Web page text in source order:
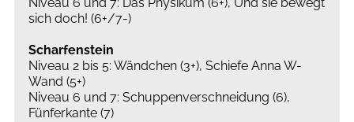
sich doch! (6+/7-)
Scharfenstein
Niveau 2 bis 5: Wändchen (3+), Schiefe Anna W-
Wand (5+)
Niveau 6 und 7: Schuppenverschneidung (6),
Fünferkante (7)